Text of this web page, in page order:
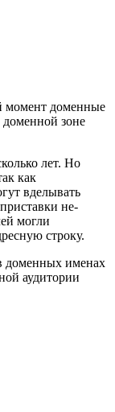
момент доменные
доменной зоне
лет. Но
как
вделывать
не-
могли
строку.
доменных именах
аудитории